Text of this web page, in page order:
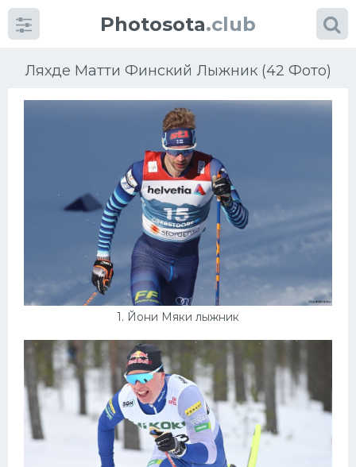
Photosota.club
Ляхде Матти Финский Лыжник (42 Фото)
1. Йони Мяки лыжник
КатегорииФото
Много картинок...
Баскетбол
Велогонки
Конькобежный спорт
Тренажеры
Интерьеры квартир